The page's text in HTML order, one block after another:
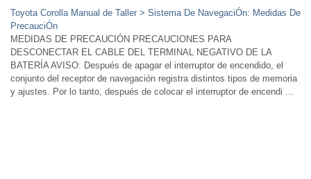
Toyota Corolla Manual de Taller > Sistema De NavegaciÓn: Medidas De
PrecauciÓn
MEDIDAS DE PRECAUCIÓN PRECAUCIONES PARA
DESCONECTAR EL CABLE DEL TERMINAL NEGATIVO DE LA
BATERÍA AVISO: Después de apagar el interruptor de encendido, el
conjunto del receptor de navegación registra distintos tipos de memoria
y ajustes. Por lo tanto, después de colocar el interruptor de encendi ...